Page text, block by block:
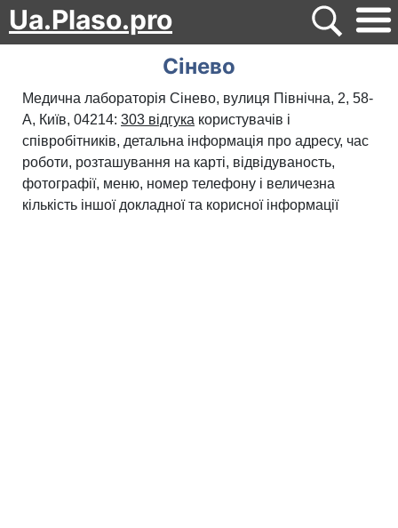
Ua.Plaso.pro
Сінево
Медична лабораторія Сінево, вулиця Північна, 2, 58-
А, Київ, 04214: 303 відгука користувачів і
співробітників, детальна інформація про адресу, час
роботи, розташування на карті, відвідуваность,
фотографії, меню, номер телефону і величезна
кількість іншої докладної та корисної інформації